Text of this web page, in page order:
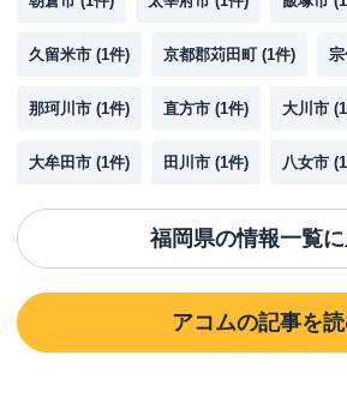
久留米市 (1件) 京都郡苅田町 (1件)
那珂川市 (1件) 直方市 (1件) 大川市 (1
大牟田市 (1件) 田川市 (1件) 八女市 (1
福岡県の情報一覧
アコムの記事を